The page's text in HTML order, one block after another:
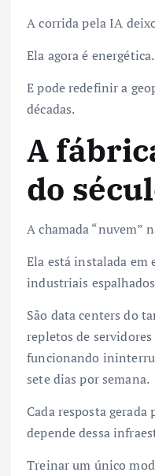
A corrida pela IA
Ela agora é energética.
E pode redefinir a
décadas.
A
do
A chamada “nuvem”
Ela está instalada em
industriais
São data centers do
repletos de
funcionando
sete dias por semana.
Cada resposta
depende dessa
Treinar um único